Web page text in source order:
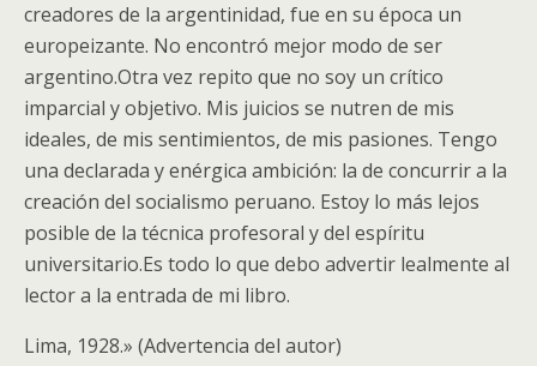
creadores de la argentinidad, fue en su época un
europeizante. No encontró mejor modo de ser
argentino.Otra vez repito que no soy un crítico
imparcial y objetivo. Mis juicios se nutren de mis
ideales, de mis sentimientos, de mis pasiones. Tengo
una declarada y enérgica ambición: la de concurrir a la
creación del socialismo peruano. Estoy lo más lejos
posible de la técnica profesoral y del espíritu
universitario.Es todo lo que debo advertir lealmente al
lector a la entrada de mi libro.
Lima, 1928.» (Advertencia del autor)